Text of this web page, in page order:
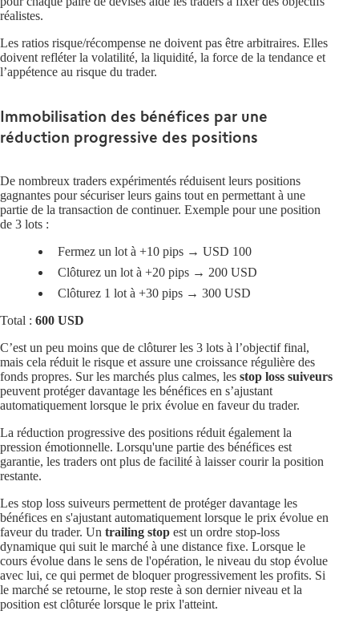
réalistes.
Les ratios risque/récompense ne doivent pas être arbitraires. Elles
doivent refléter la volatilité, la liquidité, la force de la tendance et
l’appétence au risque du trader.
Immobilisation des bénéfices par une
réduction progressive des positions
De nombreux traders expérimentés réduisent leurs positions
gagnantes pour sécuriser leurs gains tout en permettant à une
partie de la transaction de continuer. Exemple pour une position
de 3 lots :
Fermez un lot à +10 pips → USD 100
Clôturez un lot à +20 pips → 200 USD
Clôturez 1 lot à +30 pips → 300 USD
Total : 600 USD
C’est un peu moins que de clôturer les 3 lots à l’objectif final,
mais cela réduit le risque et assure une croissance régulière des
fonds propres. Sur les marchés plus calmes, les stop loss suiveurs
peuvent protéger davantage les bénéfices en s’ajustant
automatiquement lorsque le prix évolue en faveur du trader.
La réduction progressive des positions réduit également la
pression émotionnelle. Lorsqu'une partie des bénéfices est
garantie, les traders ont plus de facilité à laisser courir la position
restante.
Les stop loss suiveurs permettent de protéger davantage les
bénéfices en s'ajustant automatiquement lorsque le prix évolue en
faveur du trader. Un trailing stop est un ordre stop-loss
dynamique qui suit le marché à une distance fixe. Lorsque le
cours évolue dans le sens de l'opération, le niveau du stop évolue
avec lui, ce qui permet de bloquer progressivement les profits. Si
le marché se retourne, le stop reste à son dernier niveau et la
position est clôturée lorsque le prix l'atteint.